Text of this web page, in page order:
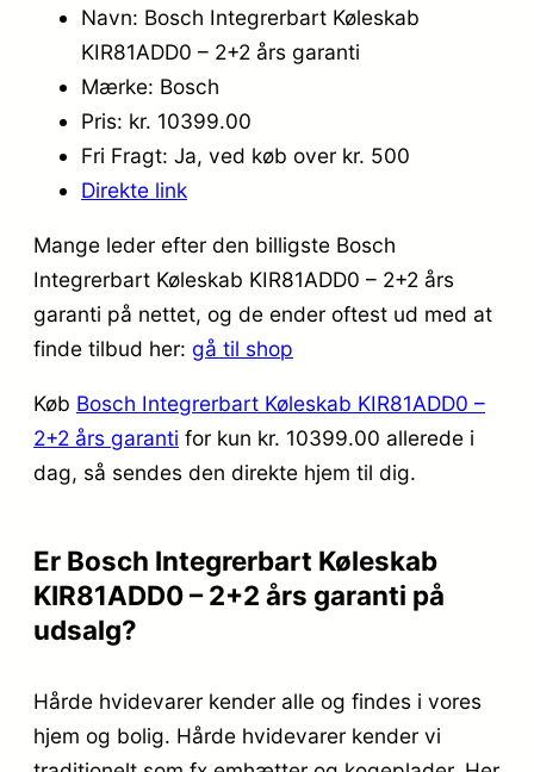
Navn: Bosch Integrerbart Køleskab
KIR81ADD0 – 2+2 års garanti
Mærke: Bosch
Pris: kr. 10399.00
Fri Fragt: Ja, ved køb over kr. 500
Direkte link
Mange leder efter den billigste Bosch
Integrerbart Køleskab KIR81ADD0 – 2+2 års
garanti på nettet, og de ender oftest ud med at
finde tilbud her: gå til shop
Køb Bosch Integrerbart Køleskab KIR81ADD0 –
2+2 års garanti for kun kr. 10399.00 allerede i
dag, så sendes den direkte hjem til dig.
Er Bosch Integrerbart Køleskab
KIR81ADD0 – 2+2 års garanti på
udsalg?
Hårde hvidevarer kender alle og findes i vores
hjem og bolig. Hårde hvidevarer kender vi